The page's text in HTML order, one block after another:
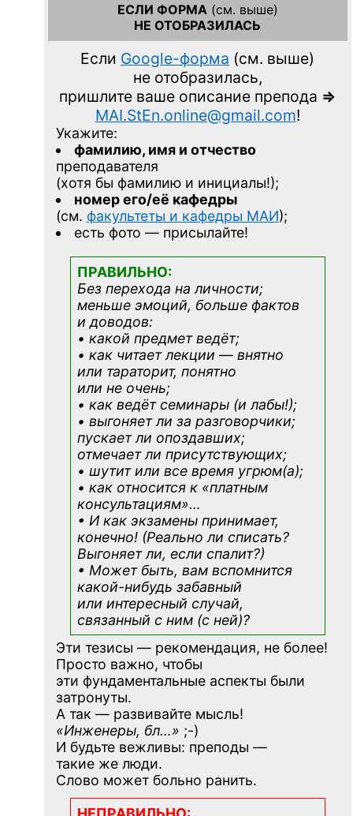
ЕСЛИ ФОРМА (см. выше)
НЕ ОТОБРАЗИЛАСЬ
Если Google-форма (см. выше)
не отобразилась,
пришлите ваше описание препода =>
MAI.StEn.online@gmail.com!
Укажите:
фамилию, имя и отчество
преподавателя
(хотя бы фамилию и инициалы!);
номер его/её кафедры
(см. факультеты и кафедры МАИ);
есть фото — присылайте!
ПРАВИЛЬНО:
Без перехода на личности;
меньше эмоций, больше фактов
и доводов:
• какой предмет ведёт;
• как читает лекции — внятно
или тараторит, понятно
или не очень;
• как ведёт семинары (и лабы!);
• выгоняет ли за разговорчики;
пускает ли опоздавших;
отмечает ли присутствующих;
• шутит или все время угрюм(а);
• как относится к «платным
консультациям»…
• И как экзамены принимает,
конечно! (Реально ли списать?
Выгоняет ли, если спалит?)
• Может быть, вам вспомнится
какой-нибудь забавный
или интересный случай,
связанный с ним (с ней)?
Эти тезисы — рекомендация, не более!
Просто важно, чтобы
эти фундаментальные аспекты были
затронуты.
А так — развивайте мысль!
«Инженеры, бл…» ;-)
И будьте вежливы: преподы —
такие же люди.
Слово может больно ранить.